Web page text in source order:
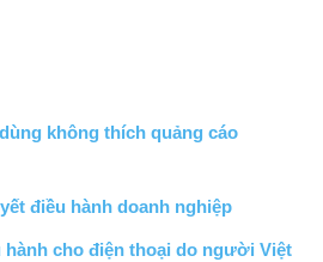
không thích quảng cáo
điều hành doanh nghiệp
hành cho điện thoại do người Việt